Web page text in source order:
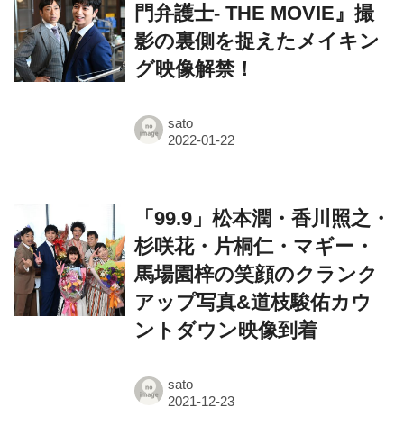
門弁護士- THE MOVIE』撮
影の裏側を捉えたメイキン
グ映像解禁！
sato
「99.9」松本潤・香川照之・
杉咲花・片桐仁・マギー・
馬場園梓の笑顔のクランク
アップ写真&道枝駿佑カウ
ントダウン映像到着
sato